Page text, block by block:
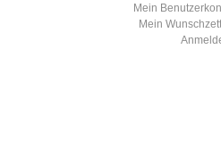
Mein
Mein